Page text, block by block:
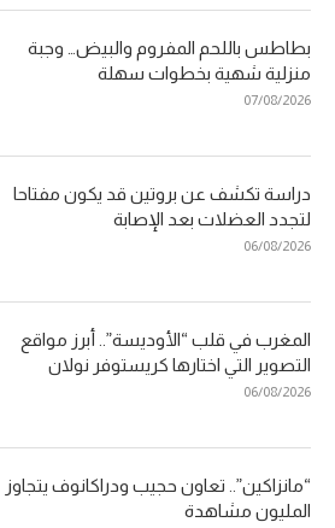
بطاطس باللحم المفروم والبيض… وجبة
منزلية شهية بخطوات سهلة
07/08/2026
دراسة تكشف عن بروتين قد يكون مفتاحا
لتجدد العضلات بعد الإصابة
06/08/2026
المغرب في قلب “الأوديسة”.. أبرز مواقع
التصوير التي اختارها كريستوفر نولان
06/08/2026
“مانزاكين”.. تعاون حجيب ودراكانوف يتجاوز
المليون مشاهدة